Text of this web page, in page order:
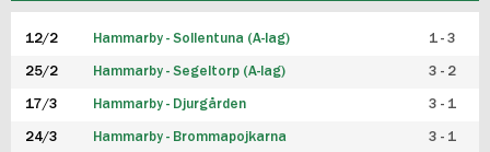
F19
FUTSAL HERR
12/2 Hammarby - Sollentuna (A-lag) 1 - 3
25/2 Hammarby - Segeltorp (A-lag) 3 - 2
17/3 Hammarby - Djurgården 3 - 1
24/3 Hammarby - Brommapojkarna 3 - 1